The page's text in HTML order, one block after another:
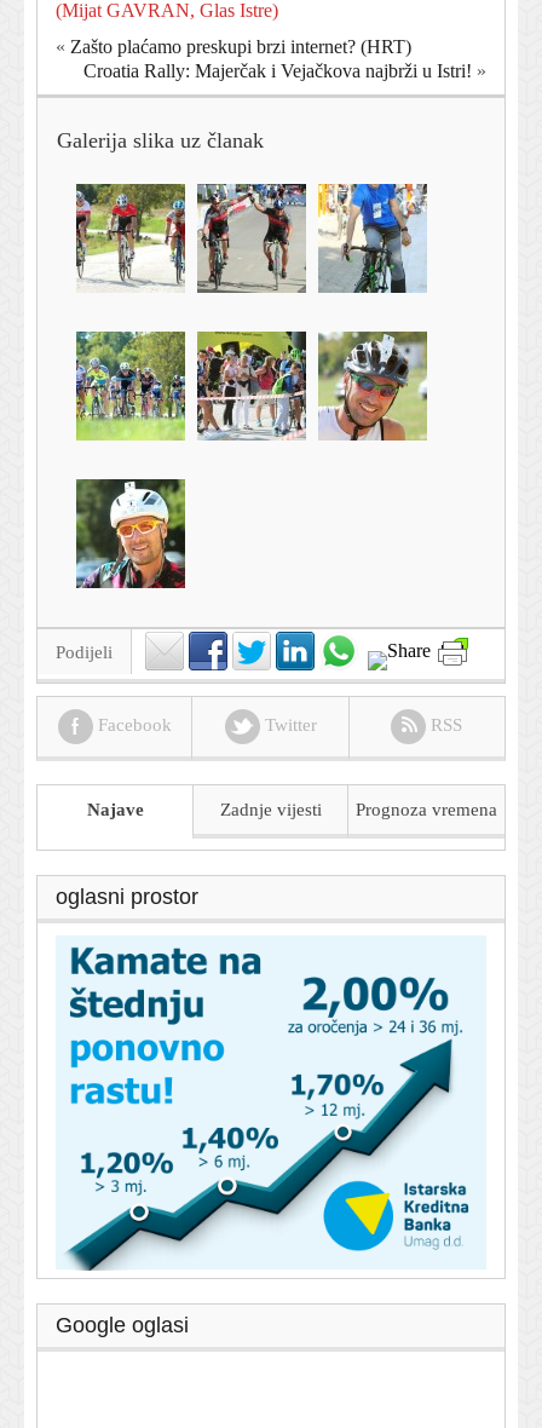
(Mijat GAVRAN, Glas Istre)
« Zašto plaćamo preskupi brzi internet? (HRT)
Croatia Rally: Majerčak i Vejačkova najbrži u Istri! »
Galerija slika uz članak
Podijeli
Facebook Twitter RSS
Najave Zadnje vijesti Prognoza vremena
oglasni prostor
Google oglasi